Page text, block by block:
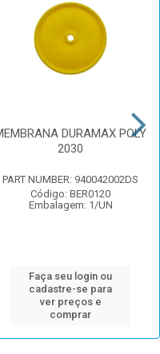
DURAMAX POLY
2030
PART NUMBER: 940042002DS
Código: BER0120
Embalagem: 1/UN
Faça seu login ou
cadastre-se para
ver preços e
comprar